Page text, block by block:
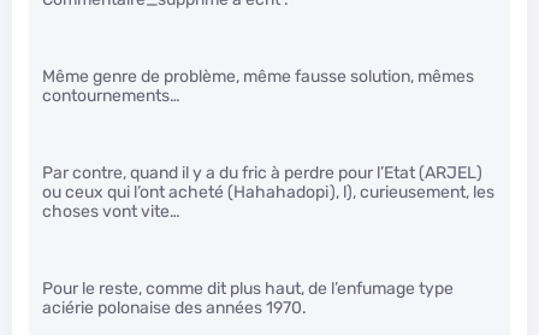
Même genre de problème, même fausse solution, mêmes
contournements…
Par contre, quand il y a du fric à perdre pour l’Etat (ARJEL)
ou ceux qui l’ont acheté (Hahahadopi), l), curieusement, les
choses vont vite…
Pour le reste, comme dit plus haut, de l’enfumage type
aciérie polonaise des années 1970.